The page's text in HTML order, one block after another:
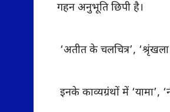
गहन अनुभूति छिपी है।
‘अतीत के चलचित्र’,
इनके काव्यग्रंथों में ‘यामा’,